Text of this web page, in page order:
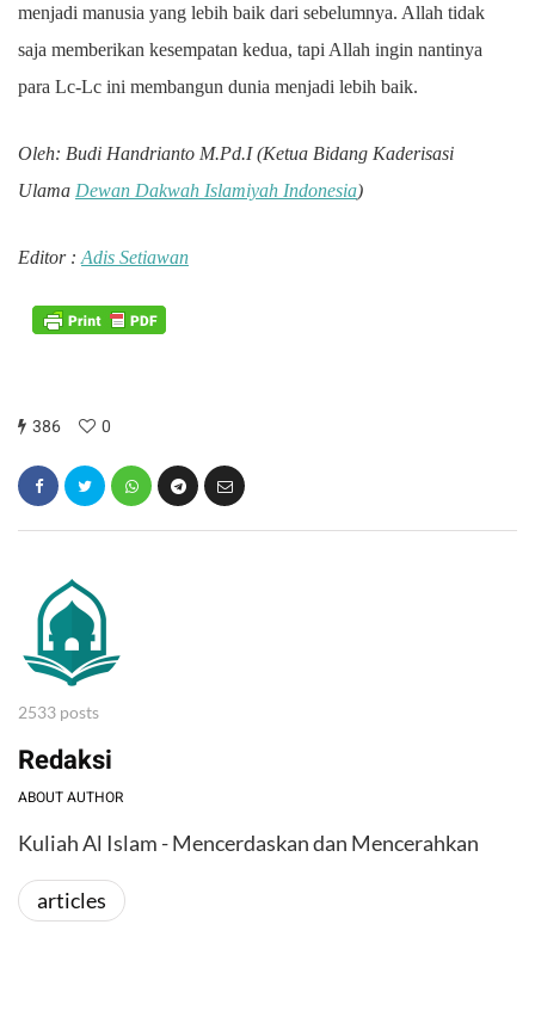
menjadi manusia yang lebih baik dari sebelumnya. Allah tidak
saja memberikan kesempatan kedua, tapi Allah ingin nantinya
para Lc-Lc ini membangun dunia menjadi lebih baik.
Oleh: Budi Handrianto M.Pd.I (Ketua Bidang Kaderisasi
Ulama Dewan Dakwah Islamiyah Indonesia)
Editor : Adis Setiawan
386 0
2533 posts
Redaksi
ABOUT AUTHOR
Kuliah Al Islam - Mencerdaskan dan Mencerahkan
articles